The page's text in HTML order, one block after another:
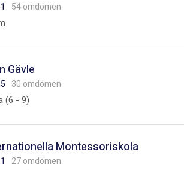
54 omdömen
Gävle
30 omdömen
(6 - 9)
Montessoriskola
27 omdömen